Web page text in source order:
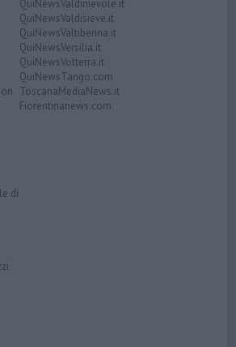
di
QuiNewsValdinievole.it
QuiNewsValdisieve.it
QuiNewsValtiberina.it
QuiNewsVersilia.it
QuiNewsVolterra.it
QuiNewsTango.com
ToscanaMediaNews.it
Fiorentinanews.com